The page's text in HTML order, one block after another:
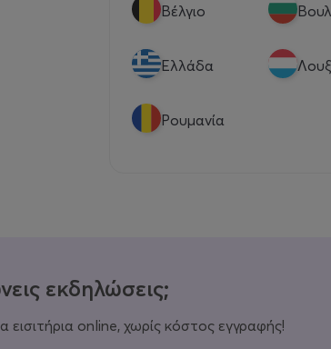
Βέλγιο
Eλλάδα
Ρουμανία
εκδηλώσεις;
εισιτήρια online, χωρίς κόστος εγγραφής!